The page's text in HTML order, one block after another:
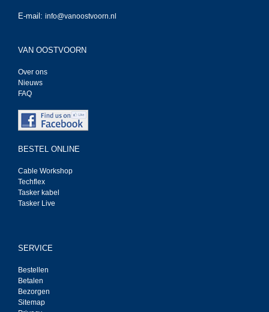
E-mail: info@vanoostvoorn.nl
VAN OOSTVOORN
Over ons
Nieuws
FAQ
BESTEL ONLINE
Cable Workshop
Techflex
Tasker kabel
Tasker Live
SERVICE
Bestellen
Betalen
Bezorgen
Sitemap